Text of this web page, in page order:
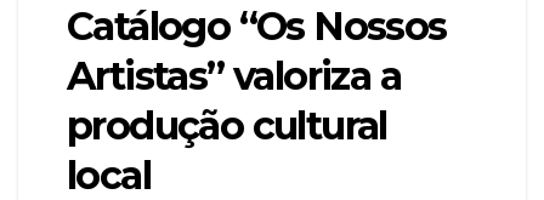
Catálogo “Os Nossos
Artistas” valoriza a
produção cultural
local